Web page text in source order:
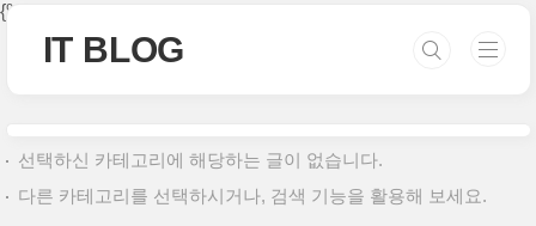
{% if category %}
본문 바로가기
IT BLOG
선택하신 카테고리에 해당하는 글이 없습니다.
다른 카테고리를 선택하시거나, 검색 기능을 활용해 보세요.